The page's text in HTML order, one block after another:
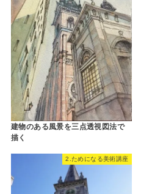
建物のある風景を三点透視図法で
描く
2.ためになる美術講座